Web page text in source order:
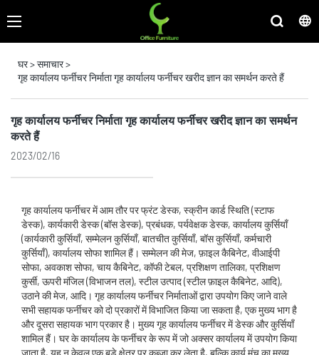
घर>समाचार>
गृह कार्यालय फर्नीचर निर्माता गृह कार्यालय फर्नीचर खरीद ज्ञान का समर्थन करते हैं
गृह कार्यालय फर्नीचर निर्माता गृह कार्यालय फर्नीचर खरीद ज्ञान का समर्थन
करते हैं
2023/02/16
गृह कार्यालय फर्नीचर में आम तौर पर फ्रंट डेस्क, स्क्रीन कार्ड स्थिति (स्टाफ
डेस्क), कार्यकारी डेस्क (बॉस डेस्क), प्रबंधक, पर्यवेक्षक डेस्क, कार्यालय कुर्सियाँ
(कार्यकारी कुर्सियाँ, सम्मेलन कुर्सियाँ, बातचीत कुर्सियाँ, बॉस कुर्सियाँ, कर्मचारी
कुर्सियाँ), कार्यालय सोफा शामिल हैं। सम्मेलन की मेज, फ़ाइल कैबिनेट, वीआईपी
सोफा, अवकाश सोफा, चाय कैबिनेट, कॉफी टेबल, प्रशिक्षण तालिका, प्रशिक्षण
कुर्सी, ऊपरी मंजिल (विभाजन तल), स्टील उत्पाद (स्टील फ़ाइल कैबिनेट, आदि),
उठाने की मेज, आदि। गृह कार्यालय फर्नीचर निर्माताओं द्वारा उपयोग किए जाने वाले
सभी सहायक फर्नीचर को दो प्रकारों में विभाजित किया जा सकता है, एक मुख्य भाग है
और दूसरा सहायक भाग प्रकार है। मुख्य गृह कार्यालय फर्नीचर में डेस्क और कुर्सियाँ
शामिल हैं। घर के कार्यालय के फर्नीचर के रूप में जो अक्सर कार्यालय में उपयोग किया
जाता है, यह न केवल एक बड़े क्षेत्र पर कब्जा कर लेता है, बल्कि कार्य मंच का मुख्य